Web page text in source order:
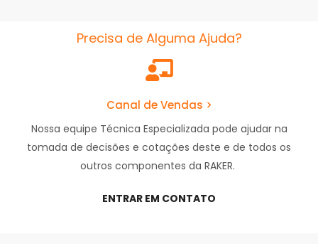
Precisa de Alguma Ajuda?
Canal de Vendas >
Nossa equipe Técnica Especializada pode ajudar na
tomada de decisões e cotações deste e de todos os
outros componentes da RAKER.
ENTRAR EM CONTATO